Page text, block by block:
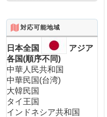
対応可能地域
日本全国
アジア
各国(順序不同)
中華人民共和国
中華民国(台湾)
大韓民国
タイ王国
インドネシア共和国